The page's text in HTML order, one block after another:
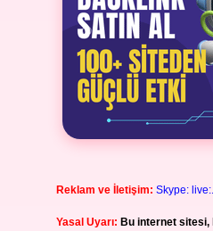
Reklam ve İletişim: Skype:
Yasal Uyarı: Bu internet